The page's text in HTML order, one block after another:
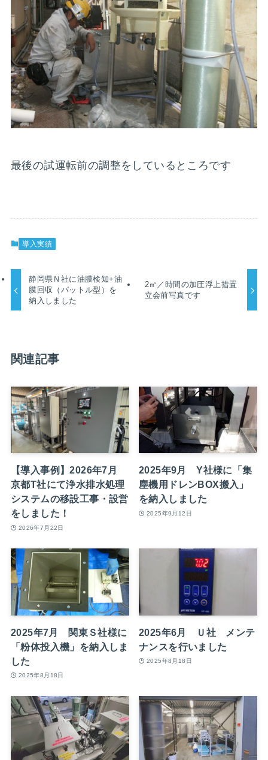
最後の試運転前の調整をしているところです
導入実績
静岡県Ｎ社に油膜検知+油
膜回収（パットル型）を
納入しました
2㎥／時間の加圧浮上措置
立会前写真です
関連記事
【導入事例】2026年7月
京都T社にて浄水排水処理
システムの移設工事・設営
をしました！
2026年7月22日
2025年9月 Y社様に「集
塵機用ドレンBOX搬入」
を納入しました
2025年9月12日
2025年7月 関東Ｓ社様に
「粉体投入機」を納入しま
した
2025年8月18日
2025年6月 Ｕ社 メンテ
ナンスを行いました
2025年8月18日